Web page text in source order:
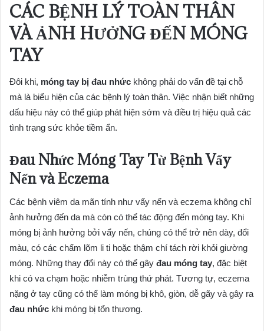
CÁC BỆNH LÝ TOÀN THÂN
VÀ ẢNH HƯỞNG ĐẾN MÓNG
TAY
Đôi khi, móng tay bị đau nhức không phải do vấn đề tại chỗ
mà là biểu hiện của các bệnh lý toàn thân. Việc nhận biết những
dấu hiệu này có thể giúp phát hiện sớm và điều trị hiệu quả các
tình trạng sức khỏe tiềm ẩn.
Đau Nhức Móng Tay Từ Bệnh Vẩy
Nến và Eczema
Các bệnh viêm da mãn tính như vẩy nến và eczema không chỉ
ảnh hưởng đến da mà còn có thể tác động đến móng tay. Khi
móng bị ảnh hưởng bởi vẩy nến, chúng có thể trở nên dày, đổi
màu, có các chấm lõm li ti hoặc thậm chí tách rời khỏi giường
móng. Những thay đổi này có thể gây đau móng tay, đặc biệt
khi có va chạm hoặc nhiễm trùng thứ phát. Tương tự, eczema
nặng ở tay cũng có thể làm móng bị khô, giòn, dễ gãy và gây ra
đau nhức khi móng bị tổn thương.